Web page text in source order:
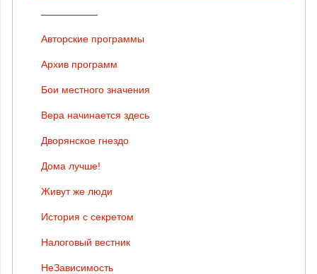
Авторские программы
Архив программ
Бои местного значения
Вера начинается здесь
Дворянское гнездо
Дома лучше!
Живут же люди
История с секретом
Налоговый вестник
НеЗависимость